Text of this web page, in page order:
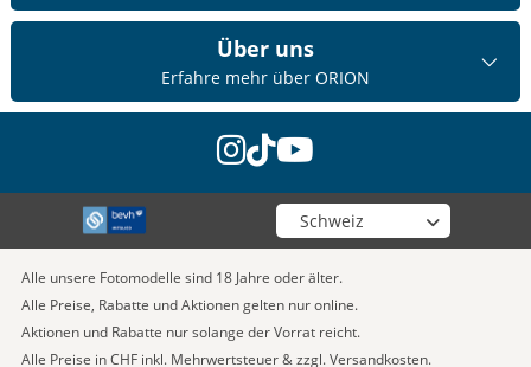
Über uns
Erfahre mehr über ORION
instagram
tiktok
youtube
Wähle deinen Shop
Alle unsere Fotomodelle sind 18 Jahre oder älter.
Alle Preise, Rabatte und Aktionen gelten nur online.
Aktionen und Rabatte nur solange der Vorrat reicht.
Alle Preise in CHF inkl. Mehrwertsteuer & zzgl. Versandkosten.